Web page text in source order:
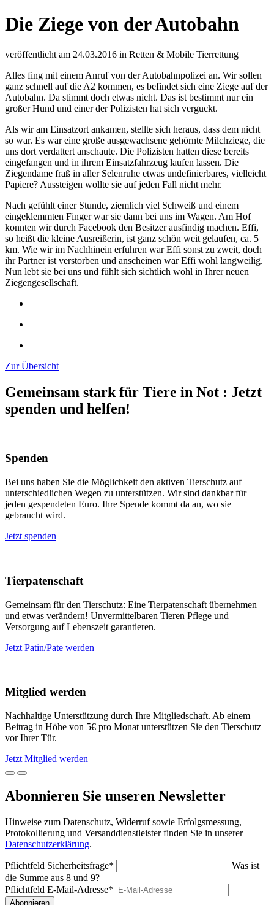
Die Ziege von der Autobahn
veröffentlicht am 24.03.2016 in Retten & Mobile Tierrettung
Alles fing mit einem Anruf von der Autobahnpolizei an. Wir sollen
ganz schnell auf die A2 kommen, es befindet sich eine Ziege auf der
Autobahn. Da stimmt doch etwas nicht. Das ist bestimmt nur ein
großer Hund und einer der Polizisten hat sich verguckt.
Als wir am Einsatzort ankamen, stellte sich heraus, dass dem nicht
so war. Es war eine große ausgewachsene gehörnte Milchziege, die
uns dort verdattert anschaute. Die Polizisten hatten diese bereits
eingefangen und in ihrem Einsatzfahrzeug laufen lassen. Die
Ziegendame fraß in aller Selenruhe etwas undefinierbares, vielleicht
Papiere? Aussteigen wollte sie auf jeden Fall nicht mehr.
Nach gefühlt einer Stunde, ziemlich viel Schweiß und einem
eingeklemmten Finger war sie dann bei uns im Wagen. Am Hof
konnten wir durch Facebook den Besitzer ausfindig machen. Effi,
so heißt die kleine Ausreißerin, ist ganz schön weit gelaufen, ca. 5
km. Wie wir im Nachhinein erfuhren war Effi sonst zu zweit, doch
ihr Partner ist verstorben und anscheinen war Effi wohl langweilig.
Nun lebt sie bei uns und fühlt sich sichtlich wohl in Ihrer neuen
Ziegengesellschaft.
Zur Übersicht
Gemeinsam stark für Tiere in Not : Jetzt
spenden und helfen!
Spenden
Bei uns haben Sie die Möglichkeit den aktiven Tierschutz auf
unterschiedlichen Wegen zu unterstützen. Wir sind dankbar für
jeden gespendeten Euro. Ihre Spende kommt da an, wo sie
gebraucht wird.
Jetzt spenden
Tierpatenschaft
Gemeinsam für den Tierschutz: Eine Tierpatenschaft übernehmen
und etwas verändern! Unvermittelbaren Tieren Pflege und
Versorgung auf Lebenszeit garantieren.
Jetzt Patin/Pate werden
Mitglied werden
Nachhaltige Unterstützung durch Ihre Mitgliedschaft. Ab einem
Beitrag in Höhe von 5€ pro Monat unterstützen Sie den Tierschutz
vor Ihrer Tür.
Jetzt Mitglied werden
Abonnieren Sie unseren Newsletter
Hinweise zum Datenschutz, Widerruf sowie Erfolgsmessung,
Protokollierung und Versanddienstleister finden Sie in unserer
Datenschutzerklärung.
Pflichtfeld Sicherheitsfrage*
Was ist
die Summe aus 8 und 9?
Pflichtfeld E-Mail-Adresse*
Abonnieren